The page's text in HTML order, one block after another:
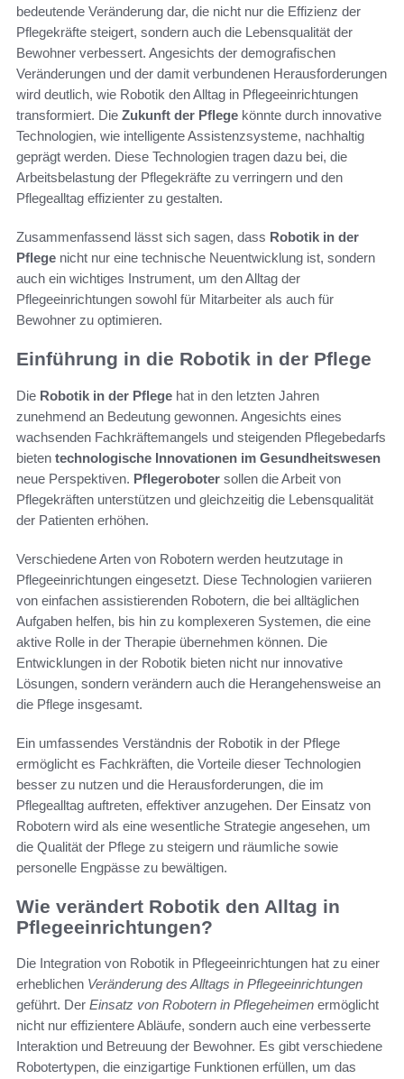
bedeutende Veränderung dar, die nicht nur die Effizienz der
Pflegekräfte steigert, sondern auch die Lebensqualität der
Bewohner verbessert. Angesichts der demografischen
Veränderungen und der damit verbundenen Herausforderungen
wird deutlich, wie Robotik den Alltag in Pflegeeinrichtungen
transformiert. Die Zukunft der Pflege könnte durch innovative
Technologien, wie intelligente Assistenzsysteme, nachhaltig
geprägt werden. Diese Technologien tragen dazu bei, die
Arbeitsbelastung der Pflegekräfte zu verringern und den
Pflegealltag effizienter zu gestalten.
Zusammenfassend lässt sich sagen, dass Robotik in der
Pflege nicht nur eine technische Neuentwicklung ist, sondern
auch ein wichtiges Instrument, um den Alltag der
Pflegeeinrichtungen sowohl für Mitarbeiter als auch für
Bewohner zu optimieren.
Einführung in die Robotik in der Pflege
Die Robotik in der Pflege hat in den letzten Jahren
zunehmend an Bedeutung gewonnen. Angesichts eines
wachsenden Fachkräftemangels und steigenden Pflegebedarfs
bieten technologische Innovationen im Gesundheitswesen
neue Perspektiven. Pflegeroboter sollen die Arbeit von
Pflegekräften unterstützen und gleichzeitig die Lebensqualität
der Patienten erhöhen.
Verschiedene Arten von Robotern werden heutzutage in
Pflegeeinrichtungen eingesetzt. Diese Technologien variieren
von einfachen assistierenden Robotern, die bei alltäglichen
Aufgaben helfen, bis hin zu komplexeren Systemen, die eine
aktive Rolle in der Therapie übernehmen können. Die
Entwicklungen in der Robotik bieten nicht nur innovative
Lösungen, sondern verändern auch die Herangehensweise an
die Pflege insgesamt.
Ein umfassendes Verständnis der Robotik in der Pflege
ermöglicht es Fachkräften, die Vorteile dieser Technologien
besser zu nutzen und die Herausforderungen, die im
Pflegealltag auftreten, effektiver anzugehen. Der Einsatz von
Robotern wird als eine wesentliche Strategie angesehen, um
die Qualität der Pflege zu steigern und räumliche sowie
personelle Engpässe zu bewältigen.
Wie verändert Robotik den Alltag in
Pflegeeinrichtungen?
Die Integration von Robotik in Pflegeeinrichtungen hat zu einer
erheblichen Veränderung des Alltags in Pflegeeinrichtungen
geführt. Der Einsatz von Robotern in Pflegeheimen ermöglicht
nicht nur effizientere Abläufe, sondern auch eine verbesserte
Interaktion und Betreuung der Bewohner. Es gibt verschiedene
Robotertypen, die einzigartige Funktionen erfüllen, um das